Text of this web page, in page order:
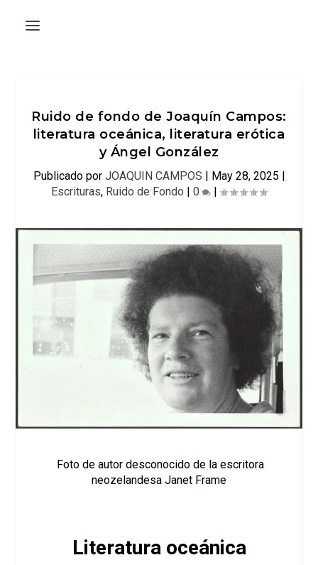
Ruido de fondo de Joaquín Campos:
literatura oceánica, literatura erótica
y Ángel González
Publicado por JOAQUIN CAMPOS | May 28, 2025 |
Escrituras, Ruido de Fondo | 0 |
Foto de autor desconocido de la escritora
neozelandesa Janet Frame
Literatura oceánica